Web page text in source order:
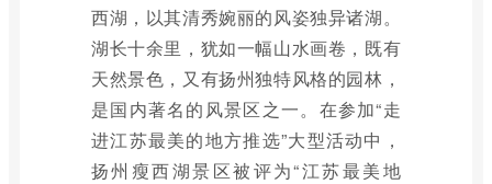
西湖，以其清秀婉丽的风姿独异诸湖。
湖长十余里，犹如一幅山水画卷，既有
天然景色，又有扬州独特风格的园林，
是国内著名的风景区之一。在参加“走
进江苏最美的地方推选”大型活动中，
扬州瘦西湖景区被评为“江苏最美地